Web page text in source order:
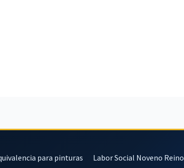
para pinturas Labor Social Noveno Reino